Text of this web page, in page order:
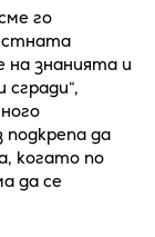
го
знанията и
да
когато по
да се